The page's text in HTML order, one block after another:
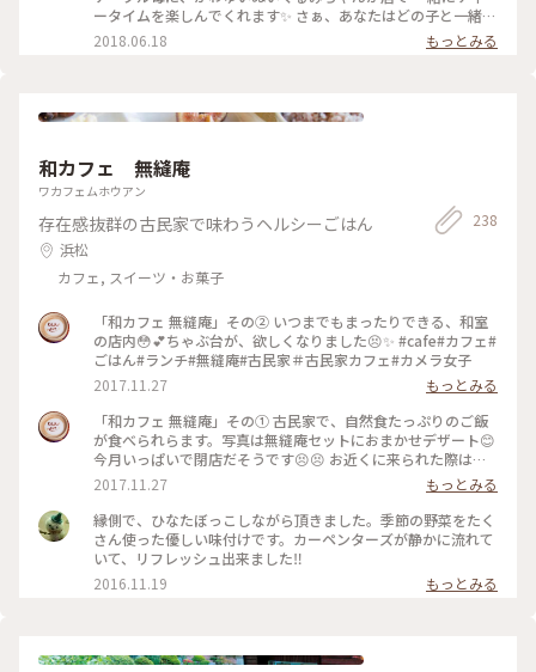
ータイムを楽しんでくれます✨ さぁ、あなたはどの子と一緒に
お茶します？ #カフェ #伊豆 #テディベアミュージアム #オー
プンテラス #伊豆高原
2018.06.18 もっとみる
和カフェ 無縫庵
ワカフェムホウアン
存在感抜群の古民家で味わうヘルシーごはん
浜松
カフェ, スイーツ・お菓子
238
「和カフェ 無縫庵」その② いつまでもまったりできる、和室
の店内😳💕ちゃぶ台が、欲しくなりました😣✨ #cafe#カフェ#
ごはん#ランチ#無縫庵#古民家＃古民家カフェ#カメラ女子
2017.11.27
もっとみる
「和カフェ 無縫庵」その① 古民家で、自然食たっぷりのご飯
が食べられらます。写真は無縫庵セットにおまかせデザート😊
今月いっぱいで閉店だそうです😣😣 お近くに来られた際は、
ぜひお立ち寄りください😳 #ごはん#ランチ#cafe#古民家#カ
フェ#浜松#無縫庵#オススメ
2017.11.27
もっとみる
縁側で、ひなたぼっこしながら頂きました。季節の野菜をたく
さん使った優しい味付けです。カーペンターズが静かに流れて
いて、リフレッシュ出来ました‼
2016.11.19
もっとみる